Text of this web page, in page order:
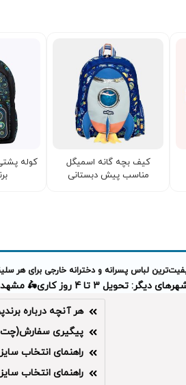
کیف بچه گانه اسمیگل
مناسب پیش دبستانی
کوله
لباس پسرانه و دخترانه خارجی برای هر
دیگر: تحویل 3 تا 4 روز کاری 🛵
هر آنچه درباره
پیگیری
راهنمای انتخاب
راهنمای انتخاب